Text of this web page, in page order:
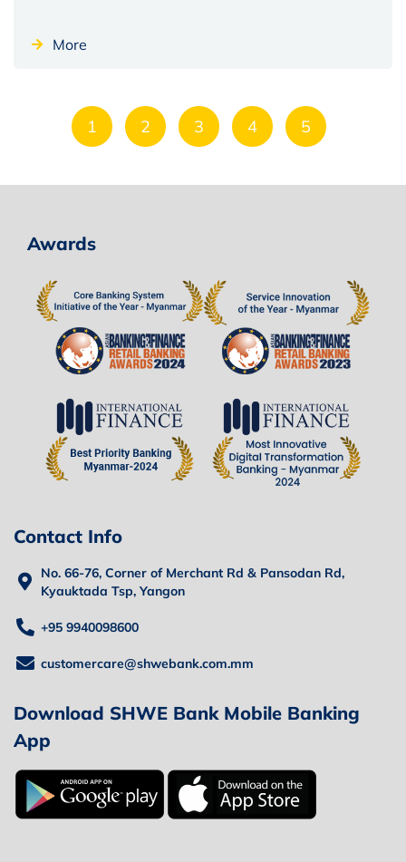
More
1 2 3 4 5
Awards
Contact Info
No. 66-76, Corner of Merchant Rd & Pansodan Rd,
Kyauktada Tsp, Yangon
+95 9940098600
customercare@shwebank.com.mm
Download SHWE Bank Mobile Banking
App